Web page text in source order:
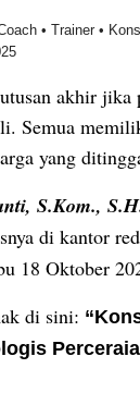
• Trainer •
akhir
Semua
yang
S.Kom.,
di kantor
18 Oktober
di sini: